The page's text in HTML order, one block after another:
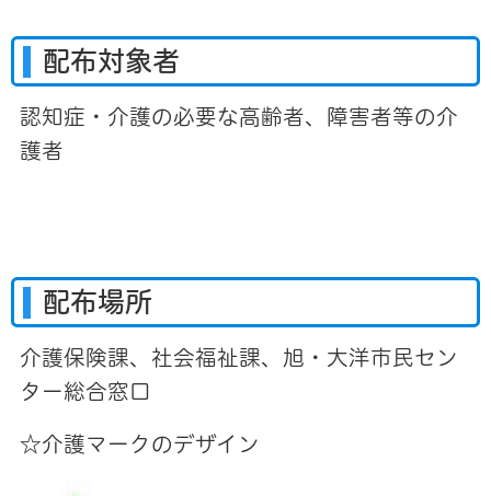
配布対象者
認知症・介護の必要な高齢者、障害者等の介
護者
配布場所
介護保険課、社会福祉課、旭・大洋市民セン
ター総合窓口
☆介護マークのデザイン